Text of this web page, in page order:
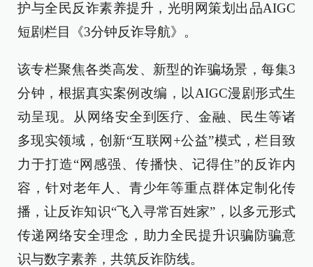
护与全民反诈素养提升，光明网策划出品AIGC
短剧栏目《3分钟反诈导航》。
该专栏聚焦各类高发、新型的诈骗场景，每集3
分钟，根据真实案例改编，以AIGC漫剧形式生
动呈现。从网络安全到医疗、金融、民生等诸
多现实领域，创新“互联网+公益”模式，栏目致
力于打造“网感强、传播快、记得住”的反诈内
容，针对老年人、青少年等重点群体定制化传
播，让反诈知识“飞入寻常百姓家”，以多元形式
传递网络安全理念，助力全民提升识骗防骗意
识与数字素养，共筑反诈防线。